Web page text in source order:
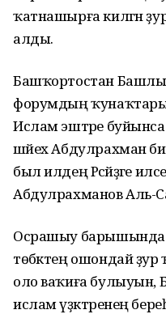
ҡатнашырға килгән
алды.
Башҡортостан
форумдың ҡунаҡтары
Ислам эштәре
шәйех Абдулрахман
был илдең Рәсәйҙәге
Абдулрахманов Аль-
Осрашыу барышында
төбәктең ошондай
оло ваҡиға булыуын,
ислам үҙәктәренең